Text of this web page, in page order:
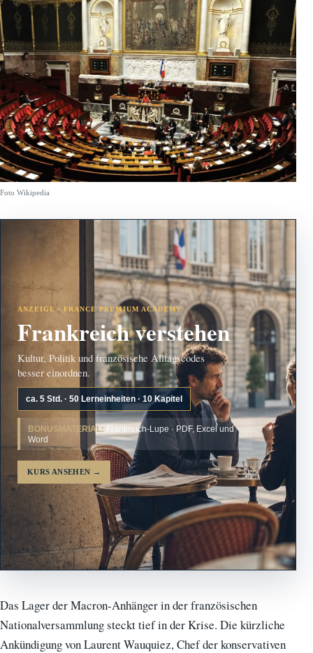
Foto Wikipedia
ANZEIGE · FRANCE PREMIUM ACADEMY
Frankreich verstehen
Kultur, Politik und französische Alltagscodes
besser einordnen.
ca. 5 Std. · 50 Lerneinheiten · 10 Kapitel
BONUSMATERIAL: Frankreich-Lupe · PDF, Excel und
Word
KURS ANSEHEN →
Das Lager der Macron-Anhänger in der französischen
Nationalversammlung steckt tief in der Krise. Die kürzliche
Ankündigung von Laurent Wauquiez, Chef der konservativen